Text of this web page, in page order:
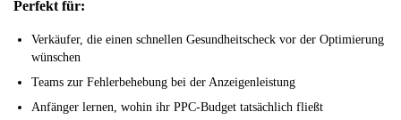
Perfekt für:
Verkäufer, die einen schnellen Gesundheitscheck vor der Optimierung
wünschen
Teams zur Fehlerbehebung bei der Anzeigenleistung
Anfänger lernen, wohin ihr PPC-Budget tatsächlich fließt